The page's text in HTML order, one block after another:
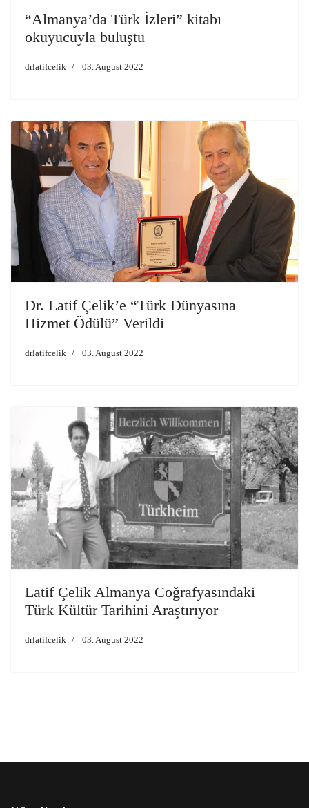
“Almanya’da Türk İzleri” kitabı
okuyucuyla buluştu
drlatifcelik 03. August 2022
Dr. Latif Çelik’e “Türk Dünyasına
Hizmet Ödülü” Verildi
drlatifcelik 03. August 2022
Latif Çelik Almanya Coğrafyasındaki
Türk Kültür Tarihini Araştırıyor
drlatifcelik 03. August 2022